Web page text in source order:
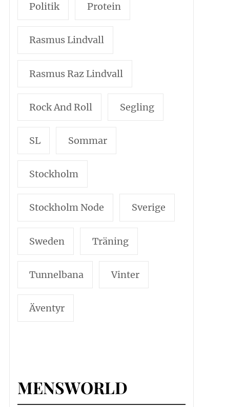
Politik Protein
Rasmus Lindvall
Rasmus Raz Lindvall
Rock And Roll Segling
SL Sommar
Stockholm
Stockholm Node Sverige
Sweden Träning
Tunnelbana Vinter
Äventyr
MENSWORLD